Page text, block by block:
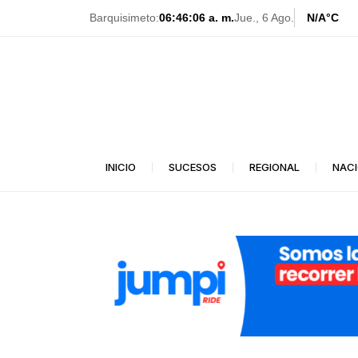
Barquisimeto:06:46:09 a. m.Jue., 6 Ago. N/A°C
INICIO SUCESOS REGIONAL